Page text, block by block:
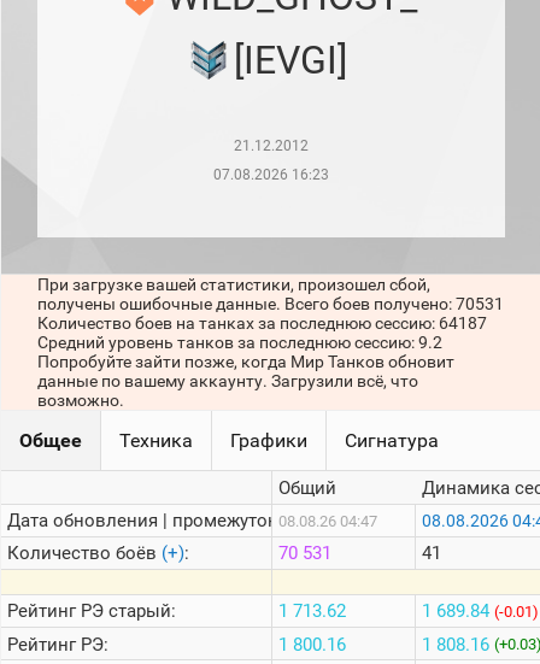
игроков
Кланы
Статистика
стримеров
Информация
Онлайн
Цветовая
шкала
Теlegram
ВК
[IEVGI]
21.12.2012
07.08.2026 16:23
При загрузке вашей статистики, произошел сбой,
получены ошибочные данные. Всего боев получено: 70531
Количество боев на танках за последнюю сессию: 64187
Средний уровень танков за последнюю сессию: 9.2
Попробуйте зайти позже, когда Мир Танков обновит
данные по вашему аккаунту. Загрузили всё, что
возможно.
Общее Техника Графики Сигнатура
Дата обновления | промежуток:
Количество боёв (+):
РейтингРЭ старый:
РейтингРЭ:
Общий
08.08.26 04:47
70 531
1 713.62
1 800.16
Динамика
08.08.2026
41
1 689.84 (-0.01)
1 808.16